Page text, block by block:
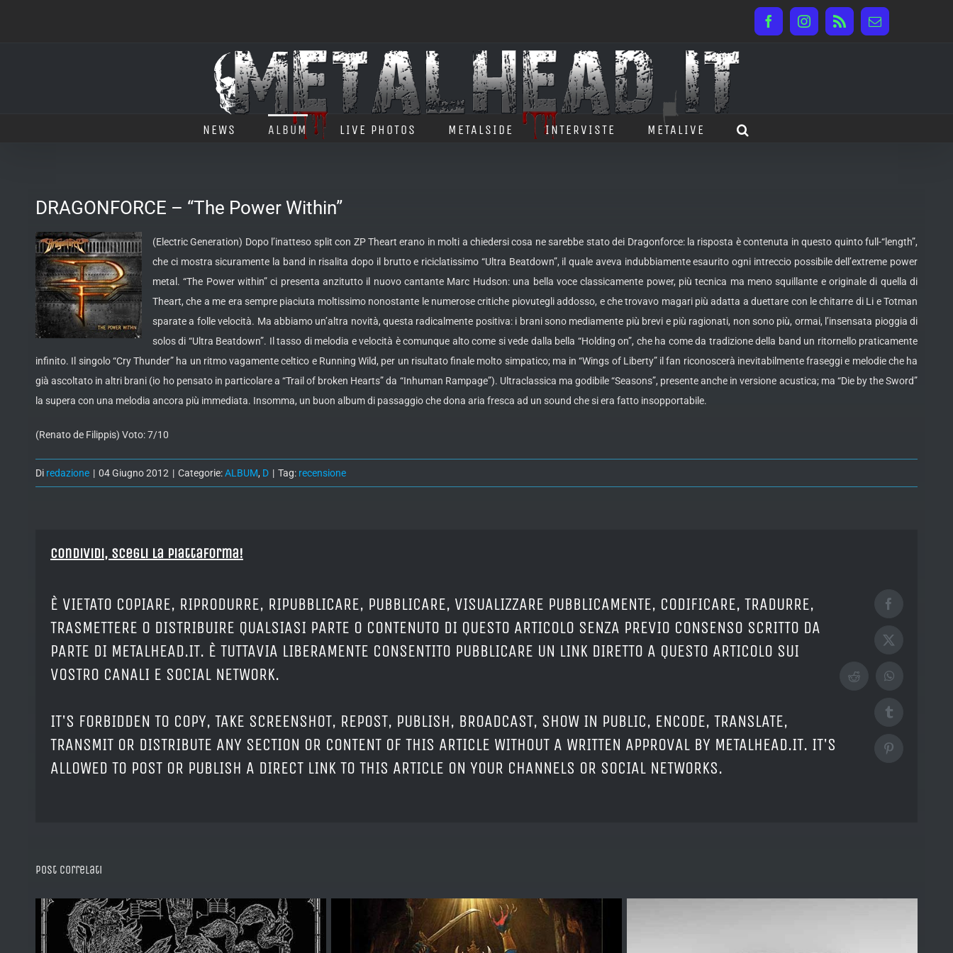
FacebookInstagram
Rss Email
NEWS ALBUM LIVE PHOTOS METALSIDE INTERVISTE METALIVE
DRAGONFORCE – “The Power Within”
(Electric Generation) Dopo l’inatteso split con ZP Theart erano in molti a chiedersi cosa ne sarebbe stato dei Dragonforce: la risposta è contenuta in questo quinto full-“length”,
che ci mostra sicuramente la band in risalita dopo il brutto e riciclatissimo “Ultra Beatdown”, il quale aveva indubbiamente esaurito ogni intreccio possibile dell’extreme power
metal. “The Power within” ci presenta anzitutto il nuovo cantante Marc Hudson: una bella voce classicamente power, più tecnica ma meno squillante e originale di quella di
Theart, che a me era sempre piaciuta moltissimo nonostante le numerose critiche piovutegli addosso, e che trovavo magari più adatta a duettare con le chitarre di Li e Totman
sparate a folle velocità. Ma abbiamo un’altra novità, questa radicalmente positiva: i brani sono mediamente più brevi e più ragionati, non sono più, ormai, l’insensata pioggia di
solos di “Ultra Beatdown”. Il tasso di melodia e velocità è comunque alto come si vede dalla bella “Holding on”, che ha come da tradizione della band un ritornello praticamente
infinito. Il singolo “Cry Thunder” ha un ritmo vagamente celtico e Running Wild, per un risultato finale molto simpatico; ma in “Wings of Liberty” il fan riconoscerà inevitabilmente fraseggi e melodie che ha
già ascoltato in altri brani (io ho pensato in particolare a “Trail of broken Hearts” da “Inhuman Rampage”). Ultraclassica ma godibile “Seasons”, presente anche in versione acustica; ma “Die by the Sword”
la supera con una melodia ancora più immediata. Insomma, un buon album di passaggio che dona aria fresca ad un sound che si era fatto insopportabile.
(Renato de Filippis) Voto: 7/10
Di redazione | 04 Giugno 2012 | Categorie:ALBUM, D | Tag: recensione
Condividi, Scegli la piattaforma!
È VIETATO COPIARE, RIPRODURRE, RIPUBBLICARE, PUBBLICARE, VISUALIZZARE PUBBLICAMENTE, CODIFICARE, TRADURRE,
TRASMETTERE O DISTRIBUIRE QUALSIASI PARTE O CONTENUTO DI QUESTO ARTICOLO SENZA PREVIO CONSENSO SCRITTO DA
PARTE DI METALHEAD.IT. È TUTTAVIA LIBERAMENTE CONSENTITO PUBBLICARE UN LINK DIRETTO A QUESTO ARTICOLO SUI
VOSTRO CANALI E SOCIAL NETWORK.
IT'S FORBIDDEN TO COPY, TAKE SCREENSHOT, REPOST, PUBLISH, BROADCAST, SHOW IN PUBLIC, ENCODE, TRANSLATE,
TRANSMIT OR DISTRIBUTE ANY SECTION OR CONTENT OF THIS ARTICLE WITHOUT A WRITTEN APPROVAL BY METALHEAD.IT. IT'S
ALLOWED TO POST OR PUBLISH A DIRECT LINK TO THIS ARTICLE ON YOUR CHANNELS OR SOCIAL NETWORKS.
Facebook
X
RedditWhatsApp
Tumblr
Pinterest
Post correlati